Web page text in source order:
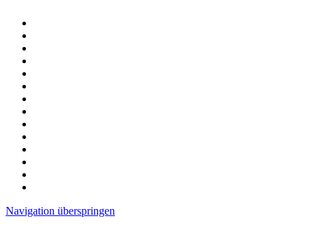
Navigation überspringen